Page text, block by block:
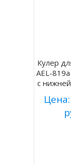
Кулер
AEL-
с